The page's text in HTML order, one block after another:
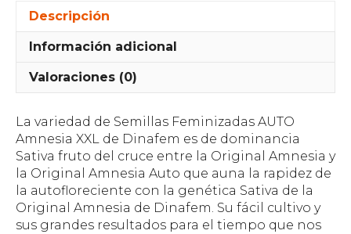
Descripción
Información adicional
Valoraciones (0)
La variedad de Semillas Feminizadas AUTO
Amnesia XXL de Dinafem es de dominancia
Sativa fruto del cruce entre la Original Amnesia y
la Original Amnesia Auto que auna la rapidez de
la autofloreciente con la genética Sativa de la
Original Amnesia de Dinafem. Su fácil cultivo y
sus grandes resultados para el tiempo que nos